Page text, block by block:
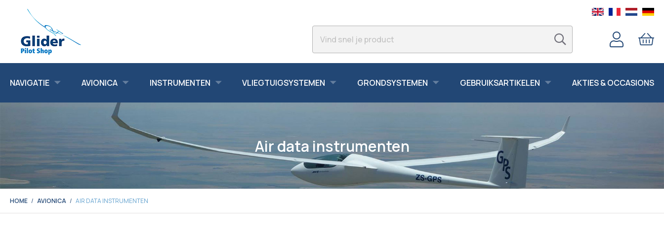
NAVIGATIE AVIONICA INSTRUMENTEN VLIEGTUIGSYSTEMEN GRONDSYSTEMEN GEBRUIKSARTIKELEN AKTIES & OCCASIONS
Air data instrumenten
HOME AVIONICA AIR DATA INSTRUMENTEN